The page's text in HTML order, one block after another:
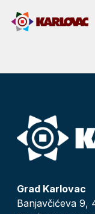
Grad Karlovac
Banjavčićeva 9,